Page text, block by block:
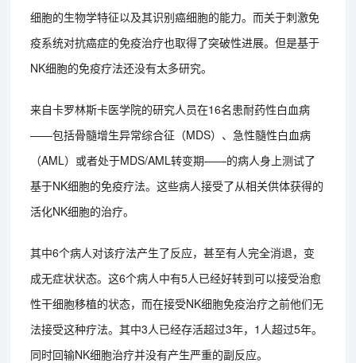
细胞的生物学特征以及其识别癌细胞的能力。而关于刺激免
疫系统对抗癌症的免疫治疗也取得了突破性进展。但是基于
NK细胞的免疫疗法还没有太多研究。
来自卡罗林斯卡医学院的研究人员在16名患耐药性白血病
——包括骨髓增生异常综合征（MDS）、急性髓性白血病
（AML）或者处于MDS/AML转变期——的病人身上测试了
基于NK细胞的免疫疗法。这些病人接受了从相关供体获得的
活化NK细胞的治疗。
其中6个病人对该疗法产生了反应，甚至有人完全消退，变
成无症状状态。这6个病人中有5人已经好转到可以接受治愈
性干细胞移植的状态，而在接受NK细胞免疫治疗之前他们无
法接受这种疗法。其中3人已经存活超过3年，1人超过5年。
同时回输NK细胞治疗并没有产生严重的副反应。